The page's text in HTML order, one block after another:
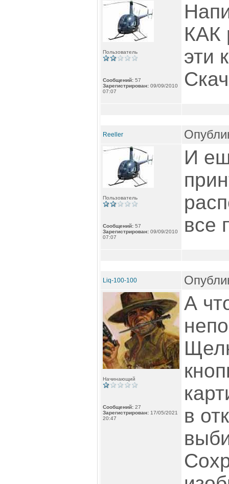
Пользователь
Сообщений: 57
Зарегистрирован: 09/09/2010
07:07
КАК
эти
Reeller
Пользователь
Сообщений: 57
Зарегистрирован: 09/09/2010
07:07
И
все
Liq-100-100
Начинающий
Сообщений: 27
Зарегистрирован: 17/05/2021
20:47
А
в